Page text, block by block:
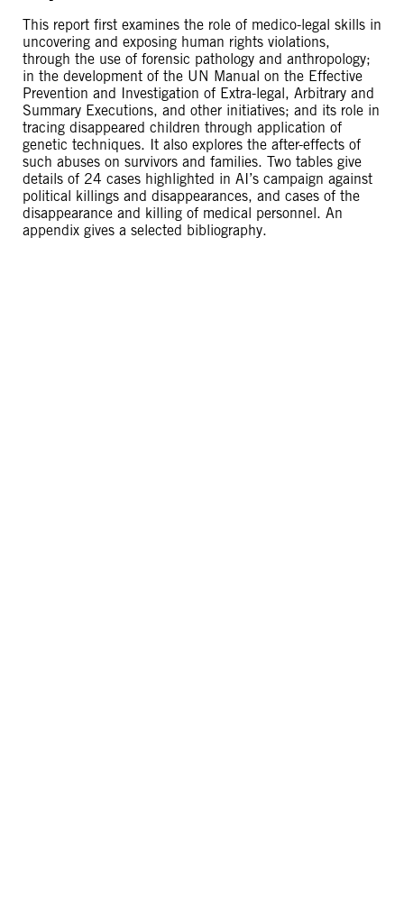
This report first examines the role of medico-legal skills in
uncovering and exposing human rights violations,
through the use of forensic pathology and anthropology;
in the development of the UN Manual on the Effective
Prevention and Investigation of Extra-legal, Arbitrary and
Summary Executions, and other initiatives; and its role in
tracing disappeared children through application of
genetic techniques. It also explores the after-effects of
such abuses on survivors and families. Two tables give
details of 24 cases highlighted in AI’s campaign against
political killings and disappearances, and cases of the
disappearance and killing of medical personnel. An
appendix gives a selected bibliography.